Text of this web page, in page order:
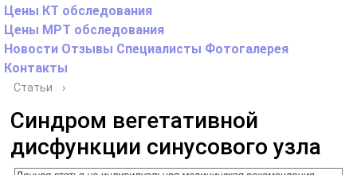
Цены КТ обследования
Цены МРТ обследования
Новости Отзывы Специалисты Фотогалерея
Контакты
Статьи ›
Синдром вегетативной
дисфункции синусового узла